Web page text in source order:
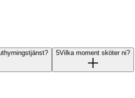
5Vilka moment sköter ni?